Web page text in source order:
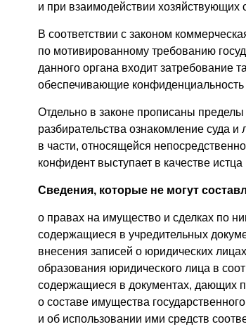
и при взаимодействии хозяйствующих
В соответствии с законом
по мотивированному требованию
данного органа входит затребование
обеспечивающие
Отдельно в законе прописаны
разбирательства ознакомление суда
в части, относящейся
конфидент выступает в качестве истца
Сведения, которые не могут
о правах на имущество и сделках по
содержащиеся в учредительных
внесения записей о юридических
образования юридического лица в
содержащиеся в документах, дающих
о составе имущества
и об использовании ими средств